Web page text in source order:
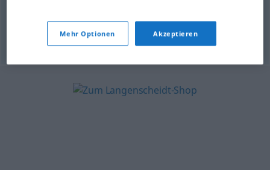
,Agio,Aufschlag,Aufgeld
© OpenThesaurus.de
Mehr Optionen Akzeptieren